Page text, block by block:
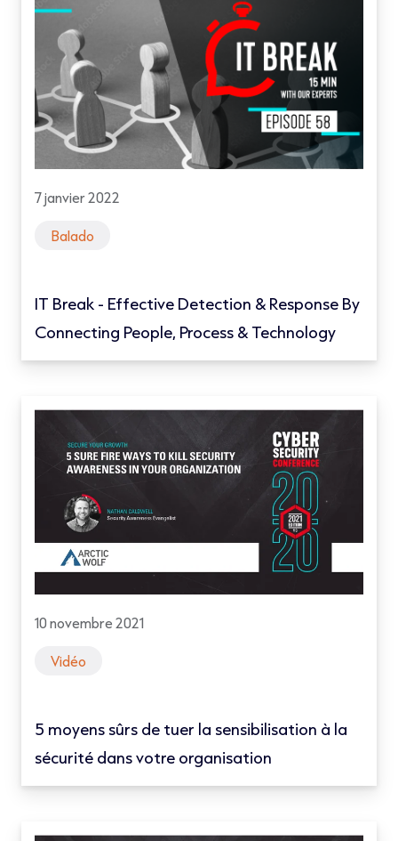
7 janvier 2022
Balado
IT Break - Effective Detection & Response By
Connecting People, Process & Technology
10 novembre 2021
Vidéo
5 moyens sûrs de tuer la sensibilisation à la
sécurité dans votre organisation